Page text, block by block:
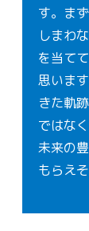
す。ま
しまわ
を当て
思いま
きた軌
ではな
未来の
もらえ